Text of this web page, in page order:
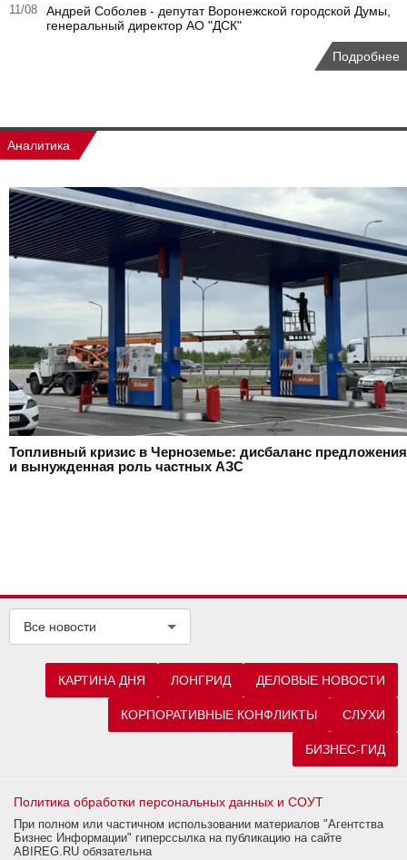
11/08
Андрей Соболев - депутат Воронежской городской Думы,
генеральный директор АО "ДСК"
Подробнее
Аналитика
Топливный кризис в Черноземье: дисбаланс предложения
и вынужденная роль частных АЗС
Все новости
КАРТИНА ДНЯ ЛОНГРИД ДЕЛОВЫЕ НОВОСТИ
КОРПОРАТИВНЫЕ КОНФЛИКТЫ СЛУХИ
БИЗНЕС-ГИД
Политика обработки персональных данных и СОУТ
При полном или частичном использовании материалов "Агентства
Бизнес Информации" гиперссылка на публикацию на сайте
ABIREG.RU обязательна